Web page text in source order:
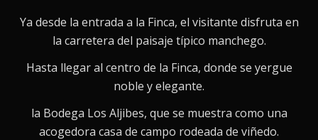
Ya desde la entrada a la Finca, el visitante disfruta en
la carretera del paisaje típico manchego.
Hasta llegar al centro de la Finca, donde se yergue
noble y elegante.
la Bodega Los Aljibes, que se muestra como una
acogedora casa de campo rodeada de viñedo.